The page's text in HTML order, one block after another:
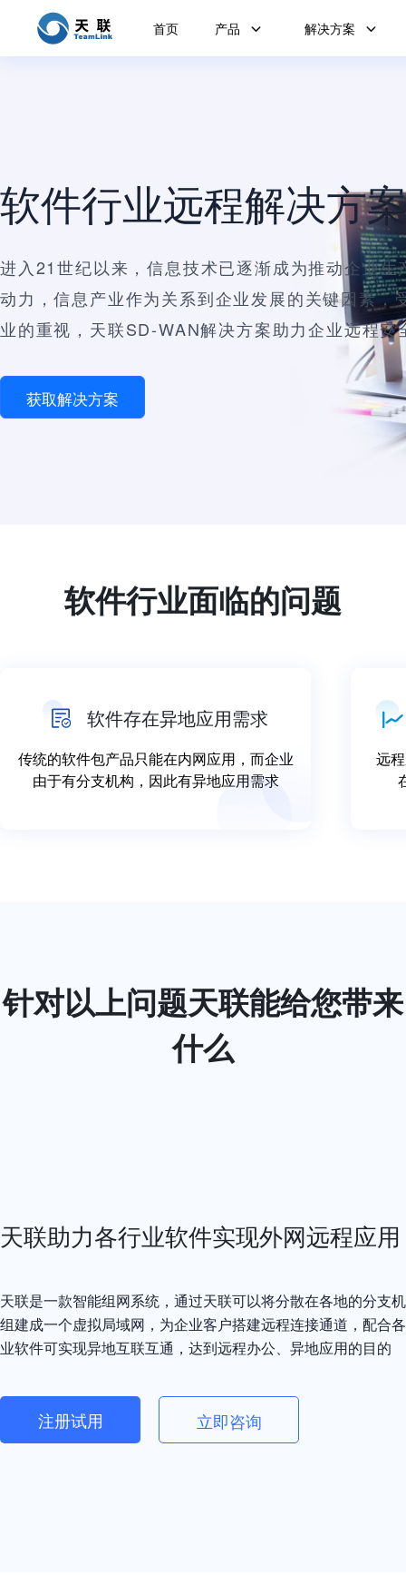
首页 产品 解决方案
软件行业远程解决方
进入21世纪以来，信息技术已逐渐成为推动企业生
动力，信息产业作为关系到企业发展的关键因素，
业的重视，天联SD-WAN解决方案助力企业远程安
获取解决方案
软件行业面临的问题
软件存在异地应用需求
传统的软件包产品只能在内网应用，而企业
由于有分支机构，因此有异地应用需求
远
针对以上问题天联能给您带来
什么
天联助力各行业软件实现外网远程应用
天联是一款智能组网系统，通过天联可以将分散在各地的分支
组建成一个虚拟局域网，为企业客户搭建远程连接通道，配合
业软件可实现异地互联互通，达到远程办公、异地应用的目的
注册试用 立即咨询